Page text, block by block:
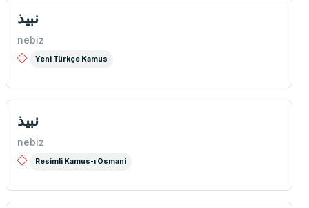
نبیذ
nebiz
Yeni Türkçe Kamus
نبیذ
nebiz
Resimli Kamus-ı Osmani